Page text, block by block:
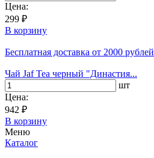
Цена:
299 ₽
В корзину
Бесплатная доставка от 2000 рублей
Чай Jaf Tea черный "Династия...
шт
Цена:
942 ₽
В корзину
Меню
Каталог